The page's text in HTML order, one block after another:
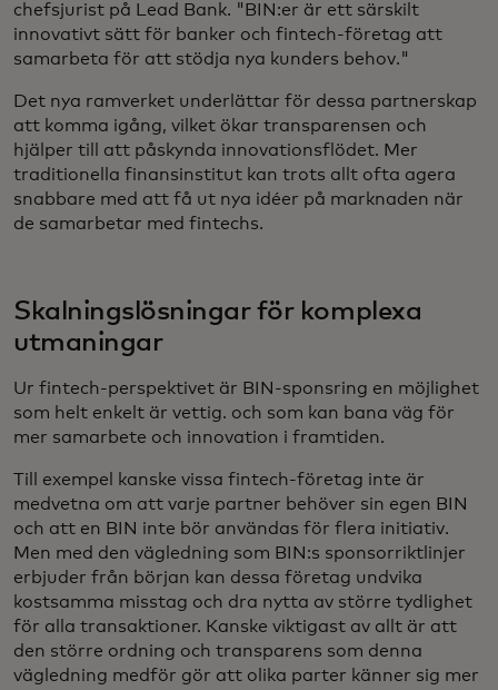
chefsjurist på Lead Bank. "BIN:er är ett särskilt
innovativt sätt för banker och fintech-företag att
samarbeta för att stödja nya kunders behov."
Det nya ramverket underlättar för dessa partnerskap
att komma igång, vilket ökar transparensen och
hjälper till att påskynda innovationsflödet. Mer
traditionella finansinstitut kan trots allt ofta agera
snabbare med att få ut nya idéer på marknaden när
de samarbetar med fintechs.
Skalningslösningar för komplexa
utmaningar
Ur fintech-perspektivet är BIN-sponsring en möjlighet
som helt enkelt är vettig. och som kan bana väg för
mer samarbete och innovation i framtiden.
Till exempel kanske vissa fintech-företag inte är
medvetna om att varje partner behöver sin egen BIN
och att en BIN inte bör användas för flera initiativ.
Men med den vägledning som BIN:s sponsorriktlinjer
erbjuder från början kan dessa företag undvika
kostsamma misstag och dra nytta av större tydlighet
för alla transaktioner. Kanske viktigast av allt är att
den större ordning och transparens som denna
vägledning medför gör att olika parter känner sig mer